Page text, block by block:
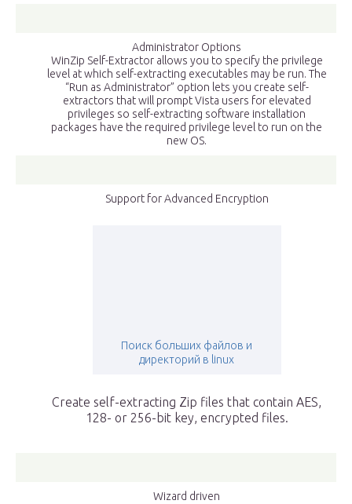
Administrator Options
WinZip Self-Extractor allows you to specify the privilege
level at which self-extracting executables may be run. The
“Run as Administrator” option lets you create self-
extractors that will prompt Vista users for elevated
privileges so self-extracting software installation
packages have the required privilege level to run on the
new OS.
Support for Advanced Encryption
Поиск больших файлов и
директорий в linux
Create self-extracting Zip files that contain AES,
128- or 256-bit key, encrypted files.
Wizard driven